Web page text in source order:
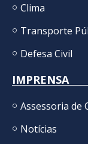
Clima
Transporte
Defesa Civil
IMPRENSA
Assessoria de
Notícias